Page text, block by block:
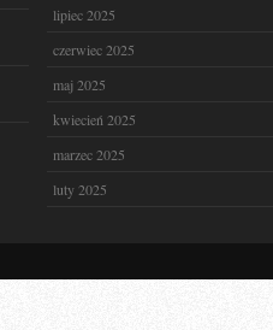
lipiec 2025
czerwiec 2025
maj 2025
kwiecień 2025
marzec 2025
luty 2025